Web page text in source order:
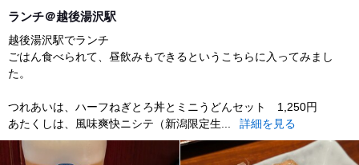
ランチ＠越後湯沢駅
越後湯沢駅でランチ
ごはん食べられて、昼飲みもできるというこちらに入ってみまし
た。
つれあいは、ハーフねぎとろ丼とミニうどんセット 1,250円
あたくしは、風味爽快ニシテ（新潟限定生...
詳細を見る